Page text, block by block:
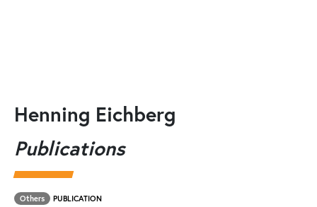
Henning Eichberg
Publications
Others PUBLICATION